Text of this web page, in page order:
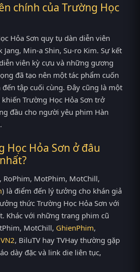
chính của Trường Học
Hỏa Sơn quy tụ dàn diễn viên
Min-a Shin, Su-ro Kim. Sự kết
viên kỳ cựu và những gương
đã tạo nên một tác phẩm cuốn
tập cuối cùng. Đây cũng là một
Trường Học Hỏa Sơn trở
đầu cho người yêu phim Hàn
Học Hỏa Sơn ở đâu
RoPhim, MotPhim, MotChill,
) là điểm đến lý tưởng cho khán giả
thức Trường Học Hỏa Sơn với
Khác với những trang phim cũ
MotChill, GhienPhim,
, BiluTV hay TVHay thường gặp
dày đặc và link die liên tục,